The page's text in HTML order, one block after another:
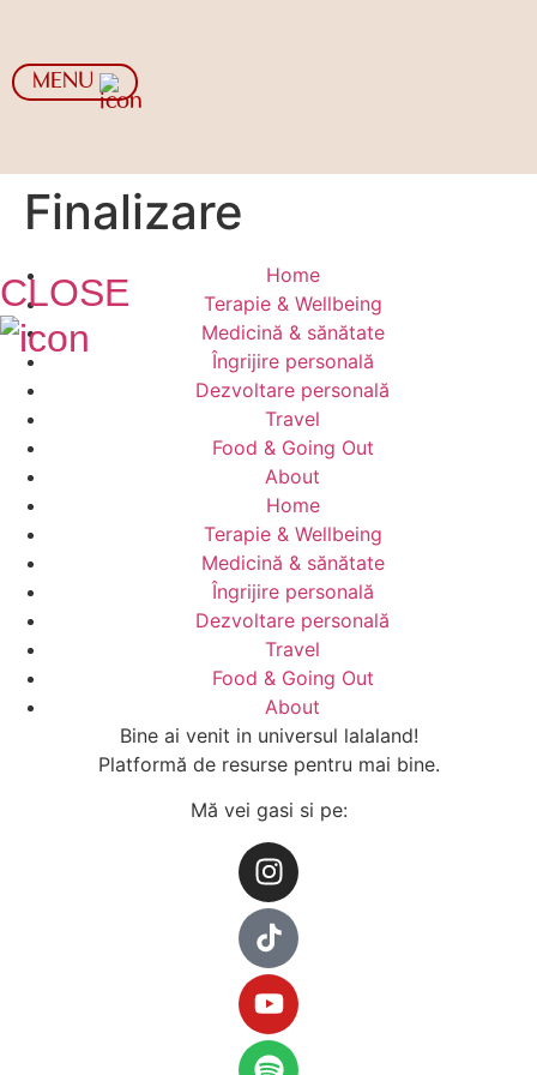
MENU
Finalizare
CLOSE
Home
Terapie & Wellbeing
Medicină & sănătate
Îngrijire personală
Dezvoltare personală
Travel
Food & Going Out
About
Home
Terapie & Wellbeing
Medicină & sănătate
Îngrijire personală
Dezvoltare personală
Travel
Food & Going Out
About
Bine ai venit in universul lalaland!
Platformă de resurse pentru mai bine.
Mă vei gasi si pe: